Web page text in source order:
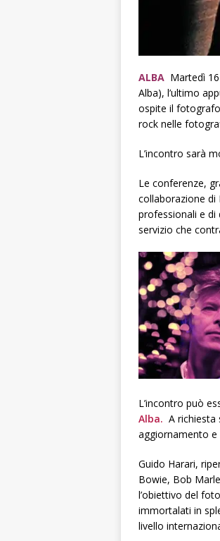
ALBA Martedì
Alba), l’ultimo
ospite il
rock nelle
L’incontro sarà
Le conferenze,
collaborazione di
professionali e di
servizio che
L’incontro può
Alba. A
aggiornamento
Guido Harari,
Bowie, Bob
l’obiettivo del
immortalati in
livello